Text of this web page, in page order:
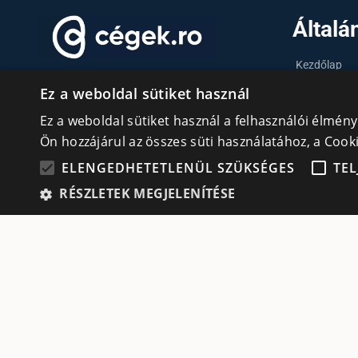
KAPCSOLATÉPÍTÉS ROMÁNIAI
MAGYAR VÁLLALKOZÓKNAK
Adatvédelmi irányelvek
cookie
Kezdőlap
Partnerek
Szervezetek
Kapcsolat
Ez a weboldal sütiket használ
Ez a weboldal sütiket használ a felhasználói
Ön hozzájárul az összes süti használatához, a
ELENGEDHETETLENÜL SZÜKSÉGES
RÉSZLETEK MEGJELENÍTÉSE